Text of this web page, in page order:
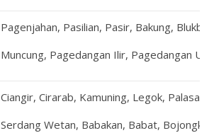
Pagenjahan, Pasilian, Pasir, Bakung,
Muncung, Pagedangan Ilir, Pagedangan
Ciangir, Cirarab, Kamuning, Legok, Palasari,
Serdang Wetan, Babakan, Babat,